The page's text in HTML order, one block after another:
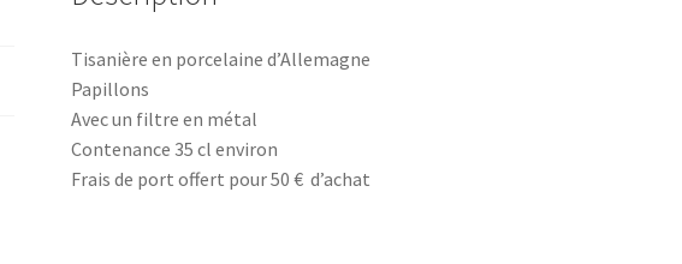
Tisanière en porcelaine d’Allemagne
Papillons
Avec un filtre en métal
Contenance 35 cl environ
Frais de port offert pour 50 € d’achat